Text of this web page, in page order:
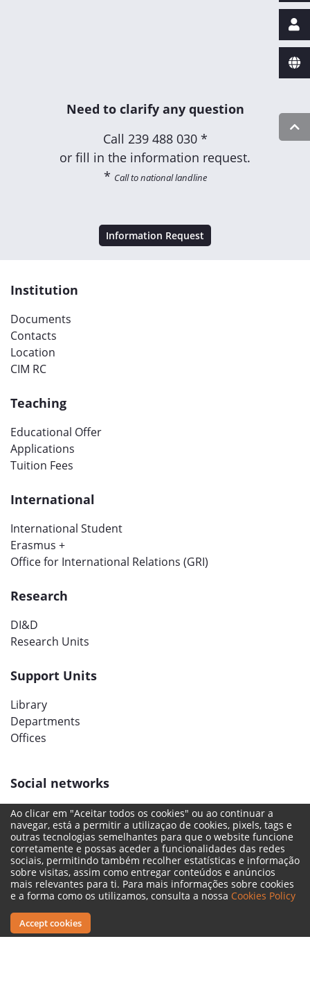
Need to clarify any question
Call 239 488 030 *
or fill in the information request.
* Call to national landline
Information Request
Institution
Documents
Contacts
Location
CIM RC
Teaching
Educational Offer
Applications
Tuition Fees
International
International Student
Erasmus +
Office for International Relations (GRI)
Research
DI&D
Research Units
Support Units
Library
Departments
Offices
Social networks
Legal Terms
Ao clicar em "Aceitar todos os cookies" ou ao continuar a
navegar, está a permitir a utilizaçao de cookies, pixels, tags e
outras tecnologias semelhantes para que o website funcione
corretamente e possas aceder a funcionalidades das redes
sociais, permitindo também recolher estatísticas e informação
sobre visitas, assim como entregar conteúdos e anúncios
mais relevantes para ti. Para mais informações sobre cookies
e a forma como os utilizamos, consulta a nossa Cookies Policy
Accept cookies